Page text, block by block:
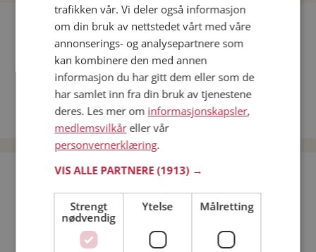
Fler single
Flere singlemenn fra Nome: Dre34,Roar,
Kvinner fra Nome
Date kvinner i Norge
Date menn i Norge
Bli medlem gratis!
Jeg er en:
trafikken vår. Vi deler også informasjon
om din bruk av nettstedet vårt med våre
annonserings- og analysepartnere som
kan kombinere den med annen
informasjon du har gitt dem eller som de
har samlet inn fra din bruk av tjenestene
deres. Les mer om informasjonskapsler,
medlemsvilkåreller vår
personvernerklæring.
VIS ALLE PARTNERE(1913) →
Strengt
nødvendig
Ytelse Målretting